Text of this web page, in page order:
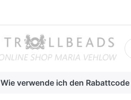
Wie verwende ich den